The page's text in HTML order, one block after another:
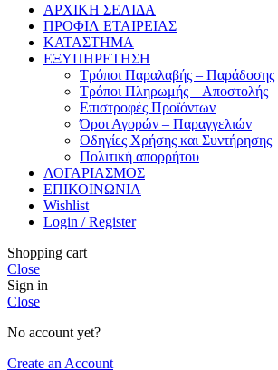
ΑΡΧΙΚΗ ΣΕΛΙΔΑ
ΠΡΟΦΙΛ ΕΤΑΙΡΕΙΑΣ
ΚΑΤΑΣΤΗΜΑ
ΕΞΥΠΗΡΕΤΗΣΗ
Τρόποι Παραλαβής – Παράδοσης
Τρόποι Πληρωμής – Αποστολής
Επιστροφές Προϊόντων
Όροι Αγορών – Παραγγελιών
Οδηγίες Χρήσης και Συντήρησης
Πολιτική απορρήτου
ΛΟΓΑΡΙΑΣΜΟΣ
ΕΠΙΚΟΙΝΩΝΙΑ
Wishlist
Login / Register
Shopping cart
Close
Sign in
Close
No account yet?
Create an Account